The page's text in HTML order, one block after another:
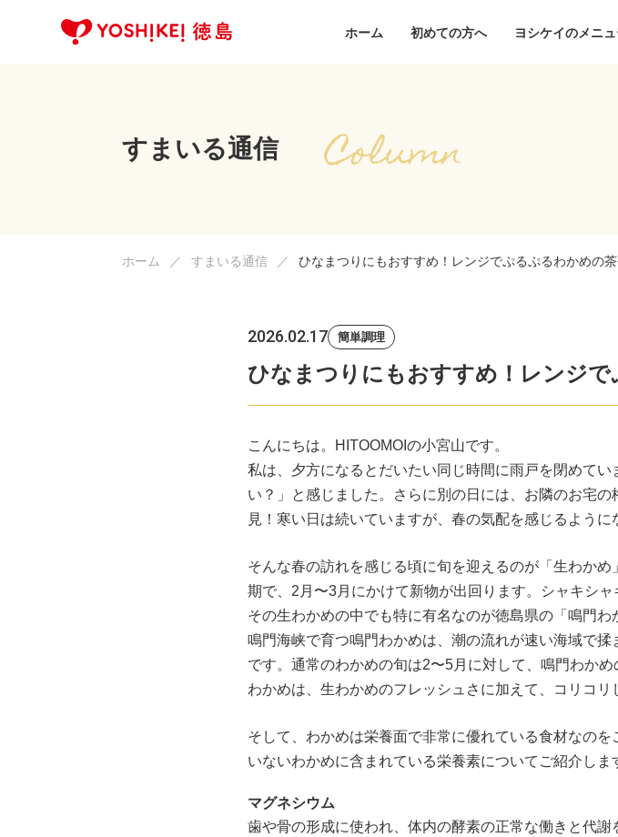
ホーム 初めての方へ ヨシケイのメニ
すまいる通信
ホーム すまいる通信 ひなまつりにもおすすめ！レンジでぷるぷるわかめの
2026.02.17 簡単調理
ひなまつりにもおすすめ！レンジ
こんにちは。HITOOMOIの小宮山です。
私は、夕方になるとだいたい同じ時間に雨戸を閉めて
い？」と感じました。さらに別の日には、お隣のお宅
見！寒い日は続いていますが、春の気配を感じるように
そんな春の訪れを感じる頃に旬を迎えるのが「生わか
期で、2月〜3月にかけて新物が出回ります。シャキシ
その生わかめの中でも特に有名なのが徳島県の「鳴門わ
鳴門海峡で育つ鳴門わかめは、潮の流れが速い海域で
です。通常のわかめの旬は2〜5月に対して、鳴門わか
わかめは、生わかめのフレッシュさに加えて、コリコ
そして、わかめは栄養面で非常に優れている食材なの
いないわかめに含まれている栄養素についてご紹介しま
マグネシウム
歯や骨の形成に使われ、体内の酵素の正常な働きと代